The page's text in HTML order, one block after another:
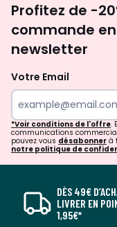
Profitez de -
commande
newsletter
Votre Email
*Voir conditions de l'offre.
communications
pouvez vous désabonner à
notre politique de
DÈS 49€
LIVRER EN
1,95€*